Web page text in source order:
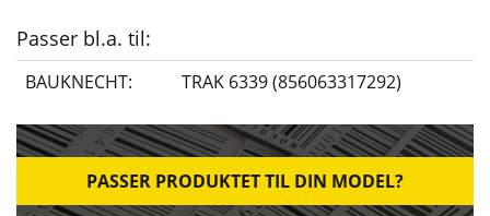
Passer bl.a. til:
BAUKNECHT: TRAK 6339 (856063317292)
PASSER PRODUKTET TIL DIN MODEL?